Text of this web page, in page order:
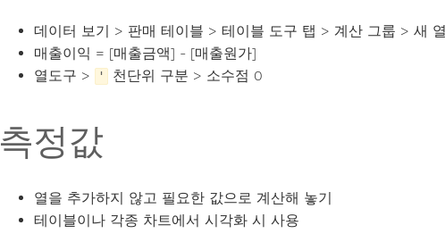
데이터 보기 > 판매 테이블 > 테이블 도구 탭 > 계산 그룹 > 새
매출이익 = [매출금액] - [매출원가]
열도구 >
' 천단위 구분 > 소수점 0
측정값
열을 추가하지 않고 필요한 값으로 계산해 놓기
테이블이나 각종 차트에서 시각화 시 사용